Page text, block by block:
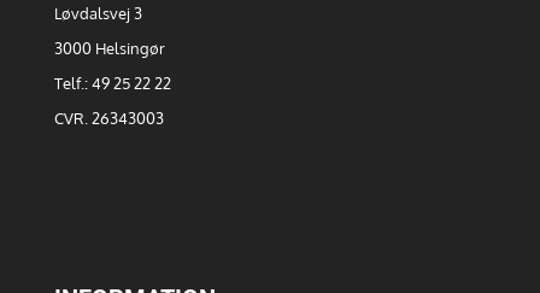
Løvdalsvej 3
3000 Helsingør
Telf.: 49 25 22 22
CVR. 26343003